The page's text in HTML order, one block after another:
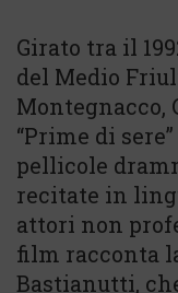
Girato tra il
del Medio
Montegnacco,
“Prime di
pellicole
recitate in
attori non
film racconta
Bastianutti,